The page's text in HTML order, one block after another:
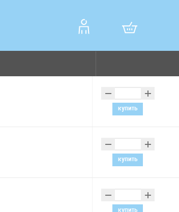
– +
купить
– +
купить
– +
купить